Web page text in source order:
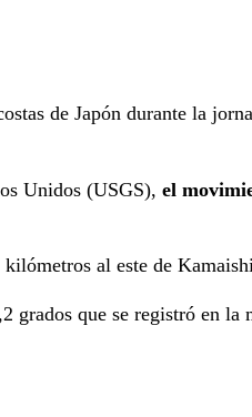
de Japón durante la
Unidos (USGS), el
al este de
que se registró en la